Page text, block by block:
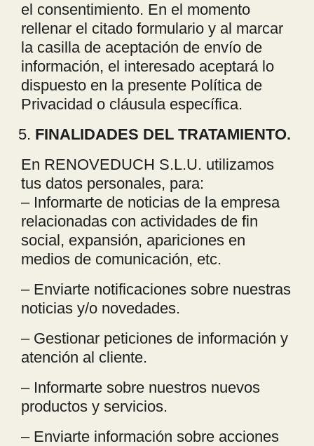
el consentimiento. En el momento
rellenar el citado formulario y al marcar
la casilla de aceptación de envío de
información, el interesado aceptará lo
dispuesto en la presente Política de
Privacidad o cláusula específica.
FINALIDADES DEL TRATAMIENTO.
En RENOVEDUCH S.L.U. utilizamos
tus datos personales, para:
– Informarte de noticias de la empresa
relacionadas con actividades de fin
social, expansión, apariciones en
medios de comunicación, etc.
– Enviarte notificaciones sobre nuestras
noticias y/o novedades.
– Gestionar peticiones de información y
atención al cliente.
– Informarte sobre nuestros nuevos
productos y servicios.
– Enviarte información sobre acciones